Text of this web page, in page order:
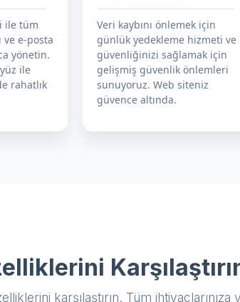
ile tüm
ve e-posta
yönetin.
ile
rahatlık
Veri kaybını önlemek için
günlük yedekleme hizmeti ve
güvenliğinizi sağlamak için
gelişmiş güvenlik önlemleri
sunuyoruz. Web siteniz
güvence altında.
karşılaştırın. Tüm